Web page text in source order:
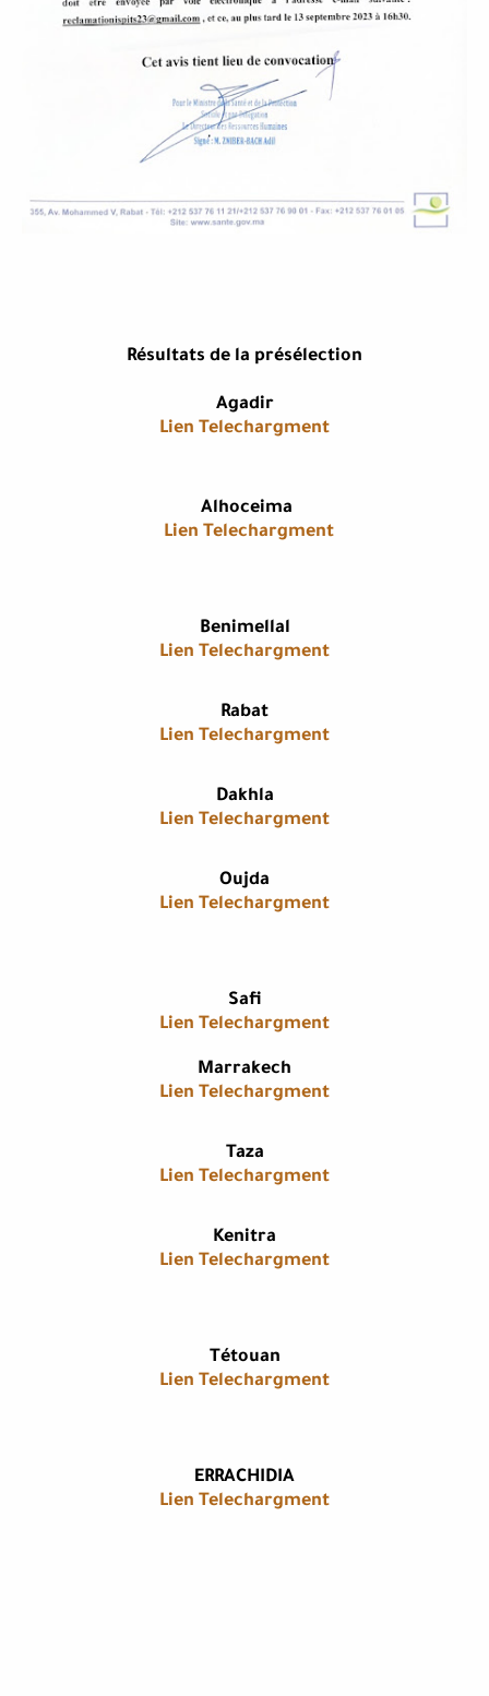
Ré​sultats de la présélection
Agadir
Lien Telechargment
​Alhoceima
Lien Telechargment
​Benimellal
Lien Telechargment
​Rabat
Lien Telechargment
​Dakhla
Lien Telechargment
​Oujda
Lien Telechargment
​Safi​
Lien Telechargment
​Marrakech
Lien Telechargment
​Taza
Lien Telechargment
​Kenitra
Lien Telechargment
​Tétouan
Lien Telechargment
ERRACHIDIA
Lien Telechargment